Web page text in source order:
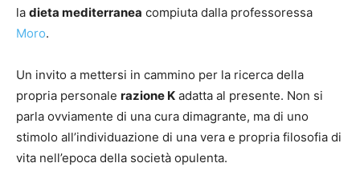
la dieta mediterranea compiuta dalla professoressa
Moro.
Un invito a mettersi in cammino per la ricerca della
propria personale razione K adatta al presente. Non si
parla ovviamente di una cura dimagrante, ma di uno
stimolo all’individuazione di una vera e propria filosofia di
vita nell’epoca della società opulenta.